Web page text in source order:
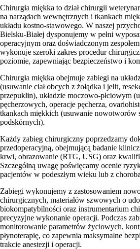
Chirurgia miękka to dział chirurgii
na narządach wewnętrznych i tkankach
układu kostno-stawowego. W naszej
Bielsku-Białej dysponujemy w pełni
operacyjnym oraz doświadczonym
wykonuje szeroki zakres procedur
poziomie, zapewniając bezpieczeństwo i
Chirurgia miękka obejmuje zabiegi na
(usuwanie ciał obcych z żołądka i jelit,
przepuklin), układzie moczowo-płciowym
pęcherzowych, operacje pęcherza,
tkankach miękkich (usuwanie nowotworów
podskórnych).
Każdy zabieg chirurgiczny poprzedzamy
przedoperacyjną, obejmującą badanie
krwi, obrazowanie (RTG, USG) oraz
Szczególną uwagę poświęcamy ocenie
pacjentów w podeszłym wieku lub z
Zabiegi wykonujemy z zastosowaniem
chirurgicznych, materiałów szwowych o
biokompatybilności oraz instrumentarium
precyzyjne wykonanie operacji. Podczas
monitorowanie parametrów życiowych,
płynoterapię, co zapewnia maksymalne
trakcie anestezji i operacji.